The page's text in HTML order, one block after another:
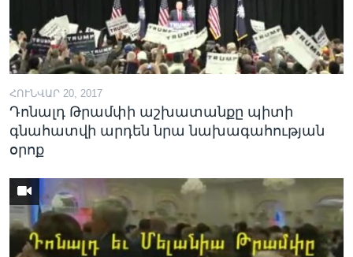
ՀՈՒՆՎԱՐ 20, 2017
Դոնալդ Թրամփի աշխատանքը պիտի
գնահատվի արդեն նրա նախագահության
օրոք